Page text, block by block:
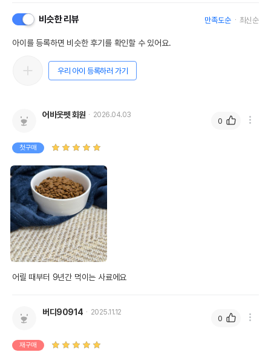
비슷한 리뷰 만족도순 최신순
아이를 등록하면 비슷한 후기를 확인할 수 있어요.
우리 아이 등록하러 가기
어바웃펫 회원 2026.04.03
첫구매
어릴 때부터 9년간 먹이는 사료에요
0
버디90914 2025.11.12
재구매
0